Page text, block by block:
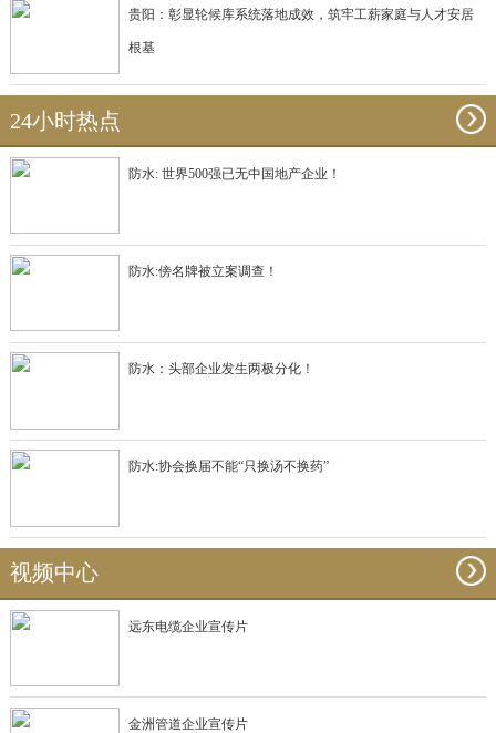
贵阳：彰显轮候库系统落地成效，筑牢工薪家庭与人才安居
根基
24小时热点
防水: 世界500强已无中国地产企业！
防水:傍名牌被立案调查！
防水：头部企业发生两极分化！
防水:协会换届不能“只换汤不换药”
视频中心
远东电缆企业宣传片
金洲管道企业宣传片